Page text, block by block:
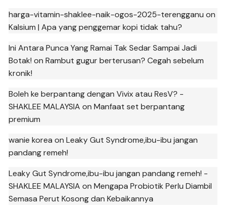
harga-vitamin-shaklee-naik-ogos-2025-terengganu on
Kalsium | Apa yang penggemar kopi tidak tahu?
Ini Antara Punca Yang Ramai Tak Sedar Sampai Jadi
Botak! onRambut gugur berterusan? Cegah sebelum
kronik!
Boleh ke berpantang dengan Vivix atau ResV? -
SHAKLEE MALAYSIA onManfaat set berpantang
premium
wanie korea onLeaky Gut Syndrome,ibu-ibu jangan
pandang remeh!
Leaky Gut Syndrome,ibu-ibu jangan pandang remeh! -
SHAKLEE MALAYSIA onMengapa Probiotik Perlu Diambil
Semasa Perut Kosong dan Kebaikannya